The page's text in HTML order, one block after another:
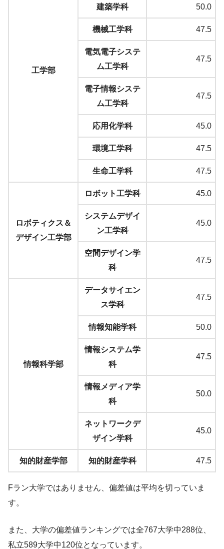
工学部
建築学科 50.0
機械工学科 47.5
電気電子システ
ム工学科
47.5
電子情報システ
ム工学科
47.5
応用化学科 45.0
環境工学科 47.5
生命工学科 47.5
ロボティクス＆
デザイン工学部
ロボット工学科 45.0
システムデザイ
ン工学科
45.0
空間デザイン学
科
47.5
情報科学部
データサイエン
ス学科
47.5
情報知能学科 50.0
情報システム学
科
47.5
情報メディア学
科
50.0
ネットワークデ
ザイン学科
45.0
知的財産学部 知的財産学科 47.5
Fラン大学ではありません、偏差値は平均を切っていま
す。
また、大学の偏差値ランキングでは全767大学中288位、
私立589大学中120位となっています。